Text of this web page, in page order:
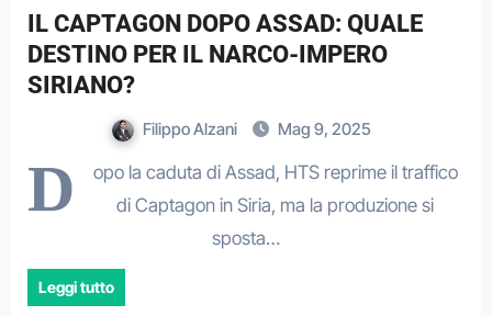
IL CAPTAGON DOPO ASSAD: QUALE
DESTINO PER IL NARCO-IMPERO
SIRIANO?
Filippo Alzani Mag 9, 2025
D
opo la caduta di Assad, HTS reprime il traffico
di Captagon in Siria, ma la produzione si
sposta…
Leggi tutto